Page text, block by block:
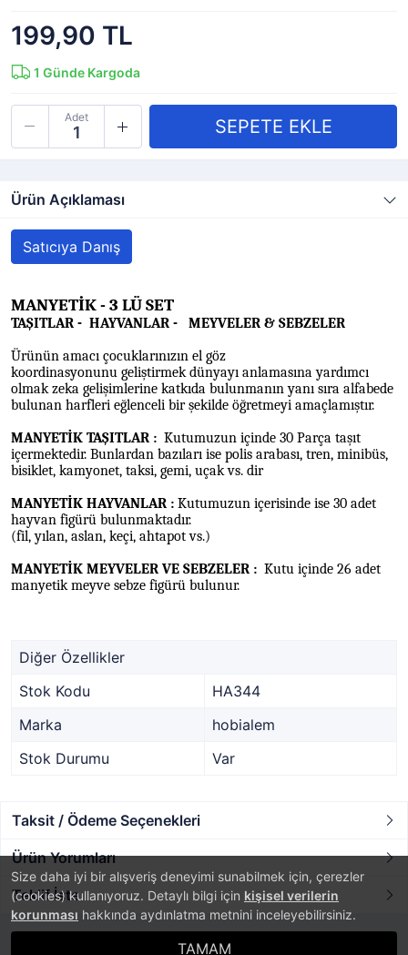
Size daha iyi bir alışveriş deneyimi sunabilmek için, çerezler
(cookies) kullanıyoruz. Detaylı bilgi için kişisel verilerin
korunması hakkında aydınlatma metnini inceleyebilirsiniz.
TAMAM
199,90 TL
1 Günde Kargoda
Adet
Ürün Açıklaması
Satıcıya Danış
MANYETİK - 3 LÜ SET
TAŞITLAR - HAYVANLAR -
MEYVELER & SEBZELER
Ürünün amacı çocuklarınızın el göz
koordinasyonunu geliştirmek dünyayı anlamasına yardımcı
olmak zeka gelişimlerine katkıda bulunmanın yanı sıra alfabede
bulunan harfleri eğlenceli bir şekilde öğretmeyi amaçlamıştır.
MANYETİK TAŞITLAR : Kutumuzun içinde 30 Parça taşıt
içermektedir. Bunlardan bazıları ise polis arabası, tren, minibüs,
bisiklet, kamyonet, taksi, gemi, uçak vs. dir
MANYETİK HAYVANLAR : Kutumuzun içerisinde ise 30 adet
hayvan figürü bulunmaktadır.
(fil, yılan, aslan, keçi, ahtapot vs.)
MANYETİK MEYVELER VE SEBZELER : Kutu içinde 26 adet
manyetik meyve sebze figürü bulunur.
Diğer Özellikler
Stok Kodu
HA344
Marka
hobialem
Stok Durumu
Var
Taksit / Ödeme Seçenekleri
Ürün Yorumları
Teklif İste